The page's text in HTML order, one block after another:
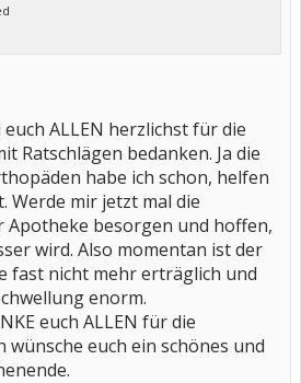
ALLEN herzlichst für die
Ratschlägen bedanken. Ja die
habe ich schon, helfen
Werde mir jetzt mal die
Apotheke besorgen und hoffen,
wird. Also momentan ist der
fast nicht mehr erträglich und
enorm.
euch ALLEN für die
wünsche euch ein schönes und